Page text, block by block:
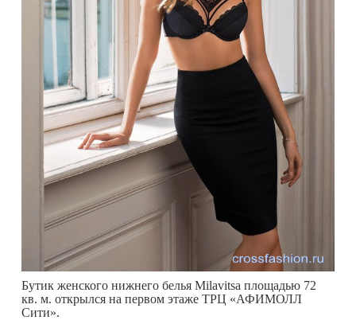
Бутик женского нижнего белья Milavitsa площадью 72
кв. м. открылся на первом этаже ТРЦ «АФИМОЛЛ
Сити».